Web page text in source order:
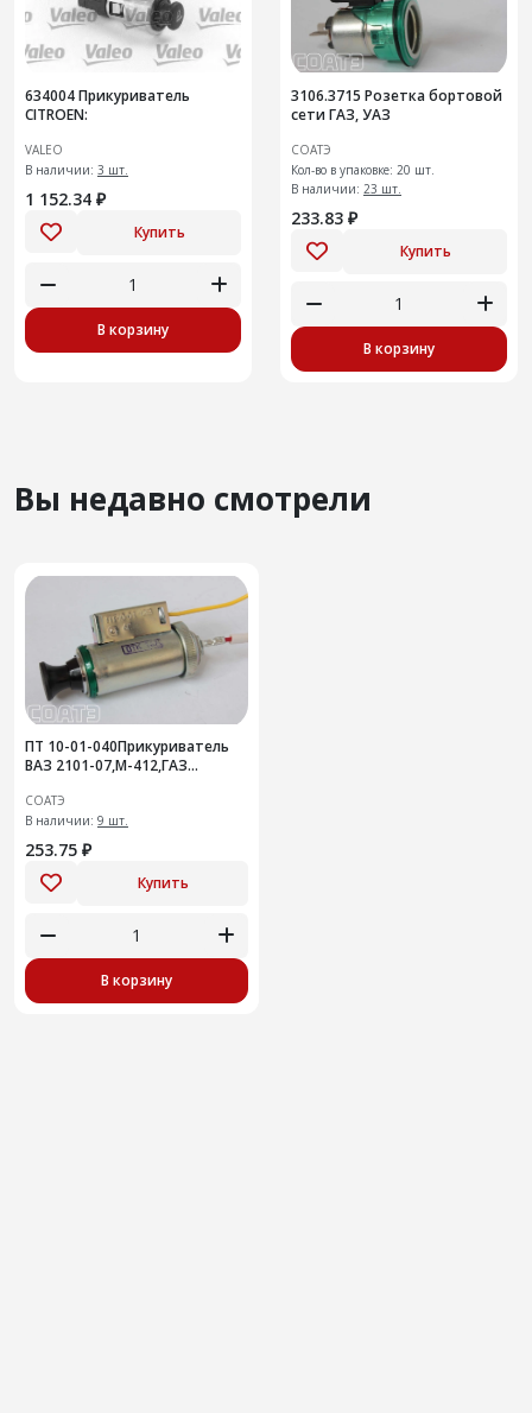
634004 Прикуриватель
CITROEN:
VALEO
В наличии: 3 шт.
1 152.34 ₽
Купить
В корзину
3106.3715 Розетка бортовой
сети ГАЗ, УАЗ
СОАТЭ
Кол-во в упаковке: 20 шт.
В наличии: 23 шт.
233.83 ₽
Купить
В корзину
Вы недавно смотрели
ПТ 10-01-040Прикуриватель
ВАЗ 2101-07,М-412,ГАЗ
СОАТЭ
В наличии: 9 шт.
253.75 ₽
Купить
В корзину